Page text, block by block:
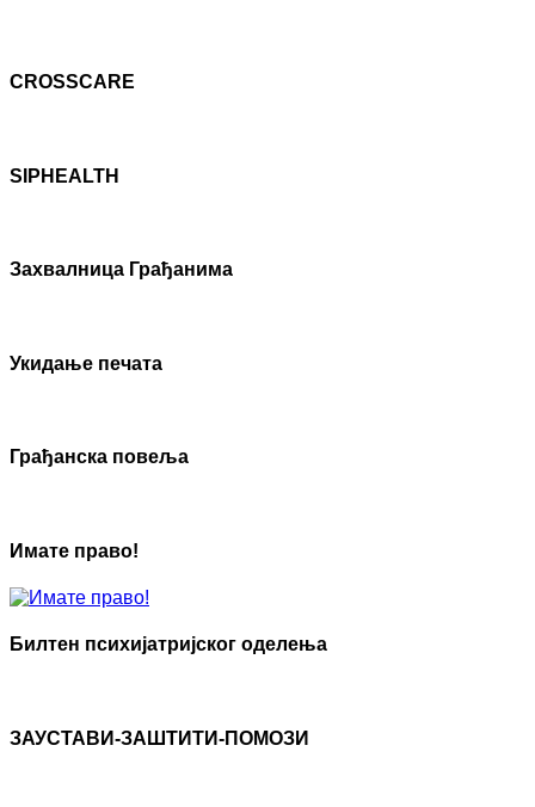
CROSSCARE
SIPHEALTH
Захвалница Грађанима
Укидање печата
Грађанска повеља
Имате право!
Билтен психијатријског оделења
ЗАУСТАВИ-ЗАШТИТИ-ПОМОЗИ